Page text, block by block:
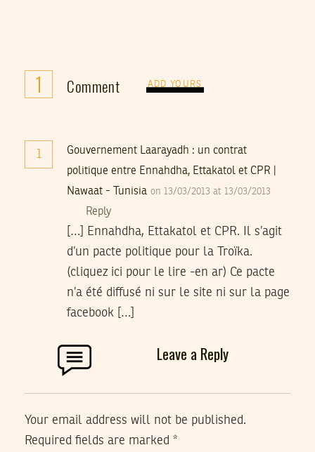
1 Comment ADD YOURS
1
Gouvernement Laarayadh : un contrat
politique entre Ennahdha, Ettakatol et CPR |
Nawaat - Tunisia on 13/03/2013 at 13/03/2013
Reply
[…] Ennahdha, Ettakatol et CPR. Il s’agit
d’un pacte politique pour la Troïka.
(cliquez ici pour le lire -en ar) Ce pacte
n’a été diffusé ni sur le site ni sur la page
facebook […]
Leave a Reply
Your email address will not be published.
Required fields are marked *